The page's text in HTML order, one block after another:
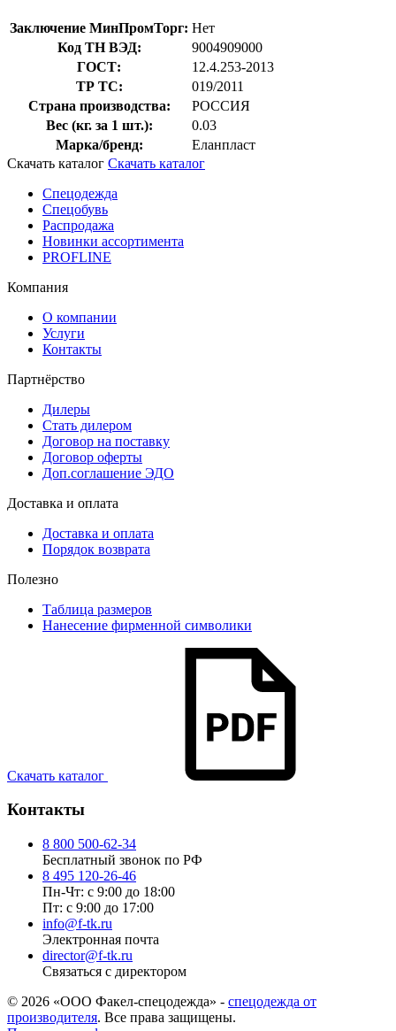
Заключение МинПромТорг: Нет
Код ТН ВЭД:
9004909000
ГОСТ:
12.4.253-2013
ТР ТС:
019/2011
Страна производства:
РОССИЯ
Вес (кг. за 1 шт.):
0.03
Марка/бренд:
Еланпласт
Скачать каталог Скачать каталог
Спецодежда
Спецобувь
Распродажа
Новинки ассортимента
PROFLINE
Компания
О компании
Услуги
Контакты
Партнёрство
Дилеры
Стать дилером
Договор на поставку
Договор оферты
Доп.соглашение ЭДО
Доставка и оплата
Доставка и оплата
Порядок возврата
Полезно
Таблица размеров
Нанесение фирменной символики
Скачать каталог
Контакты
8 800 500-62-34
Бесплатный звонок по РФ
8 495 120-26-46
Пн-Чт: с 9:00 до 18:00
Пт: с 9:00 до 17:00
info@f-tk.ru
Электронная почта
director@f-tk.ru
Связаться с директором
© 2026 «ООО Факел-спецодежда» - спецодежда от
производителя. Все права защищены.